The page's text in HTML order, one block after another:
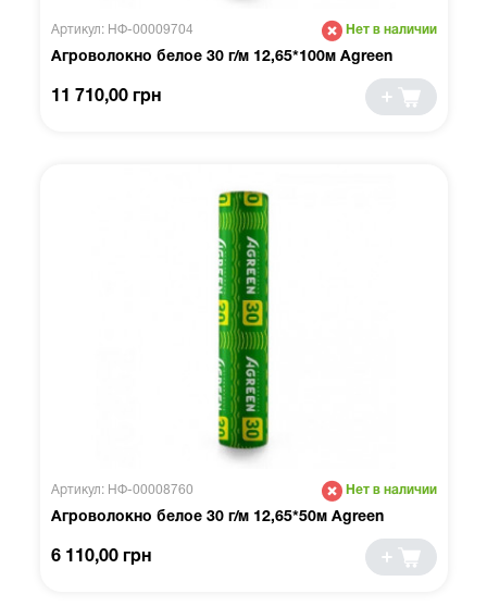
Артикул: НФ-00009704 Нет в наличии
Агроволокно белое 30 г/м 12,65*100м Agreen
11 710,00 грн
Артикул: НФ-00008760 Нет в наличии
Агроволокно белое 30 г/м 12,65*50м Agreen
6 110,00 грн